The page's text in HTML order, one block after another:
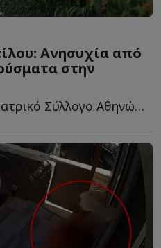
Ανησυχία από
στην
«Καμπανάκι» από τον Ιατρικό Σύλλογο Αθηνών για την π...